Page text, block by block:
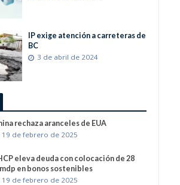
IP exige atención a carreteras de
BC
3 de abril de 2024
rechaza aranceles de EUA
19 de febrero de 2025
eleva deuda con colocación de 28
en bonos sostenibles
19 de febrero de 2025